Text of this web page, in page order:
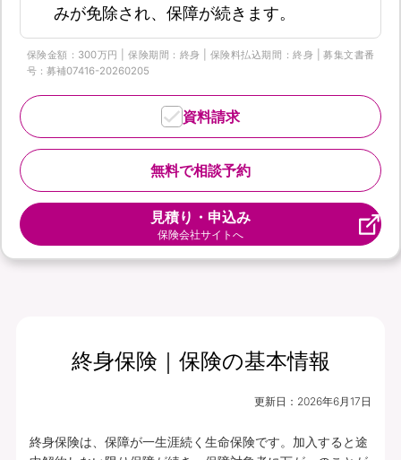
みが免除され、保障が続きます。
保険金額：300万円 | 保険期間：終身 | 保険料払込期間：終身 | 募集文書番
号：募補07416-20260205
無料で相談予約
資料請求
見積り・申込み
保険会社サイトへ
終身保険｜保険の基本情報
更新日： 2026年6月17日
終身保険は、保障が一生涯続く生命保険です。加入すると途